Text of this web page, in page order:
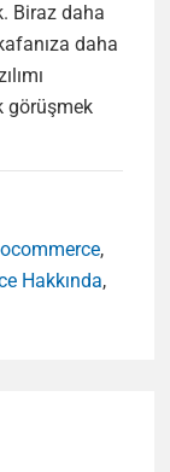
Biraz daha
daha
görüşmek
,
Hakkında,